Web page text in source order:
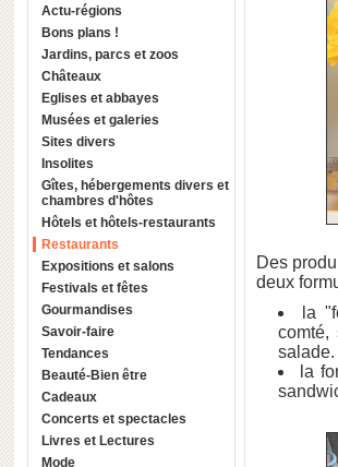
Actu-régions
Bons plans !
Jardins, parcs et zoos
Châteaux
Eglises et abbayes
Musées et galeries
Sites divers
Insolites
Gîtes, hébergements divers et
chambres d'hôtes
Hôtels et hôtels-restaurants
Restaurants
Expositions et salons
Festivals et fêtes
Gourmandises
Savoir-faire
Tendances
Beauté-Bien être
Cadeaux
Concerts et spectacles
Livres et Lectures
Mode
Des
deux
la
comté,
la